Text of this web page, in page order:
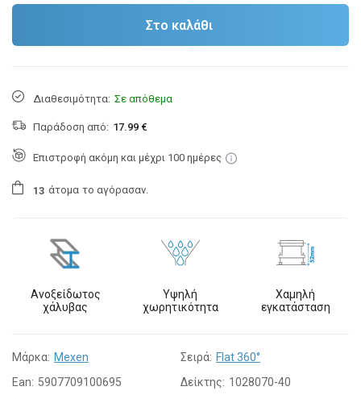
Στο καλάθι
Διαθεσιμότητα: Σε απόθεμα
Παράδοση από: 17.99 €
Επιστροφή ακόμη και μέχρι 100 ημέρες
13 άτομα το αγόρασαν.
Ανοξείδωτος
χάλυβας
Υψηλή
χωρητικότητα
Χαμηλή
εγκατάσταση
Μάρκα: Mexen Σειρά: Flat 360°
Ean: 5907709100695 Δείκτης: 1028070-40